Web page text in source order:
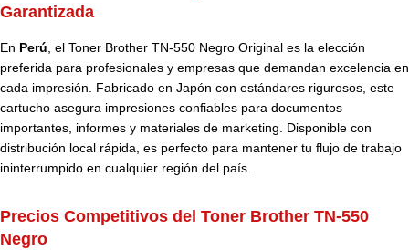
Garantizada
En Perú, el Toner Brother TN-550 Negro Original es la elección
preferida para profesionales y empresas que demandan excelencia en
cada impresión. Fabricado en Japón con estándares rigurosos, este
cartucho asegura impresiones confiables para documentos
importantes, informes y materiales de marketing. Disponible con
distribución local rápida, es perfecto para mantener tu flujo de trabajo
ininterrumpido en cualquier región del país.
Precios Competitivos del Toner Brother TN-550
Negro